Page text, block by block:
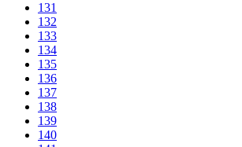
131
132
133
134
135
136
137
138
139
140